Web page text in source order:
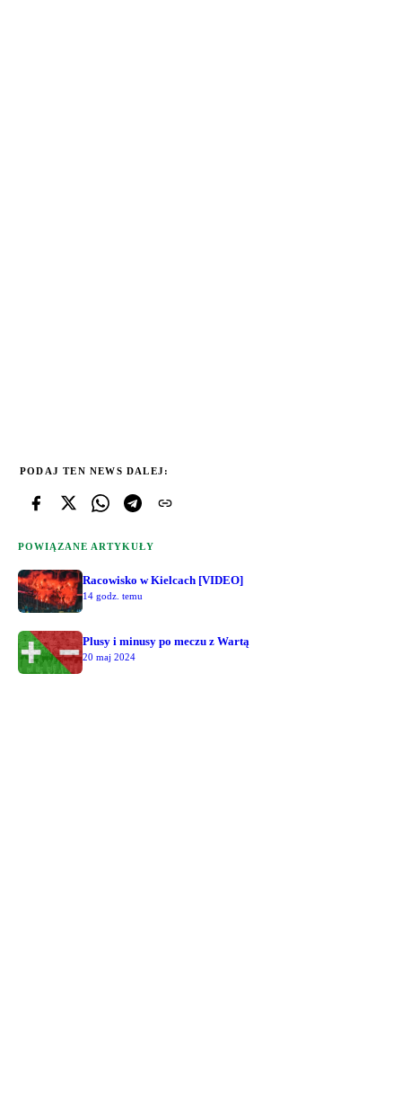
PODAJ TEN NEWS DALEJ:
POWIĄZANE ARTYKUŁY
Racowisko w Kielcach [VIDEO]
14 godz. temu
Plusy i minusy po meczu z Wartą
20 maj 2024